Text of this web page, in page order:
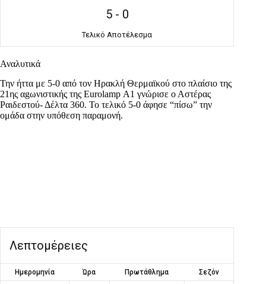
5- 0
Τελικό Αποτέλεσμα
Αναλυτικά
Την ήττα με 5-0 από τον Ηρακλή Θερμαϊκού στο πλαίσιο της
21ης αgωνιστικής της Eurolamp Α1 γνώρισε ο Αστέρας
Ραιδεστού- Δέλτα 360. Το τελικό 5-0 άφησε “πίσω” την
ομάδα στην υπόθεση παραμονή.
Λεπτομέρειες
Ημερομηνία Ώρα Πρωτάθλημα Σεζόν